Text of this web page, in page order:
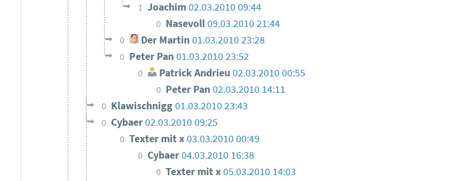
1 Joachim02.03.2010 09:44
0 Nasevoll09.03.2010 21:44
0 Der Martin01.03.2010 23:28
0 Peter Pan01.03.2010 23:52
0 Patrick Andrieu 02.03.2010 00:55
0 Peter Pan02.03.2010 14:11
0 Klawischnigg01.03.2010 23:43
0 Cybaer02.03.2010 09:25
0 Texter mit x03.03.2010 00:49
0 Cybaer04.03.2010 16:38
0 Texter mit x05.03.2010 14:03